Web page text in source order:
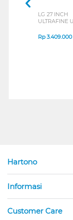
LG 27 INCH
ULTRAFINE
B_G3
Rp3.409.000
Hartono
Informasi
Customer Care